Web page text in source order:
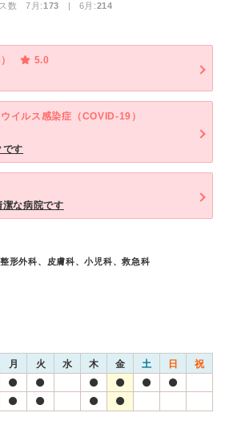
数 7月:173 | 6月:214
5.0
イルス感染症（COVID-19）
です
な病院です
形外科、皮膚科、小児科、救急科
月 火 水 木 金 土 日 祝